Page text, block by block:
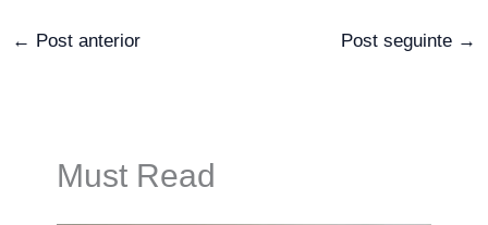
← Post anterior Post seguinte →
Must Read